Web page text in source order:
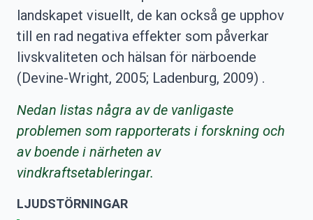
landskapet visuellt, de kan också ge upphov
till en rad negativa effekter som påverkar
livskvaliteten och hälsan för närboende
(Devine-Wright, 2005; Ladenburg, 2009) .
Nedan listas några av de vanligaste
problemen som rapporterats i forskning och
av boende i närheten av
vindkraftsetableringar.
LJUDSTÖRNINGAR